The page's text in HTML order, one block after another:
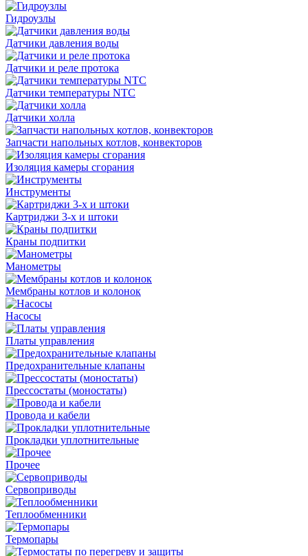
Гидроузлы
Датчики давления воды
Датчики и реле протока
Датчики температуры NTC
Датчики холла
Запчасти напольных котлов, конвекторов
Изоляция камеры сгорания
Инструменты
Картриджи 3-х и штоки
Краны подпитки
Манометры
Мембраны котлов и колонок
Насосы
Платы управления
Предохранительные клапаны
Прессостаты (моностаты)
Провода и кабели
Прокладки уплотнительные
Прочее
Сервоприводы
Теплообменники
Термопары